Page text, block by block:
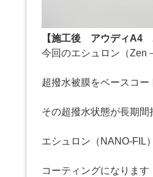
【施工後 アウディA4
今回のエシュロン（Zen
超撥水被膜をベースコ
その超撥水状態が長期
エシュロン（NANO-FIL
コーティングになります